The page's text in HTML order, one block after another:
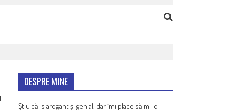
DESPRE MINE
Știu că-s arogant și genial, dar îmi place să mi-o